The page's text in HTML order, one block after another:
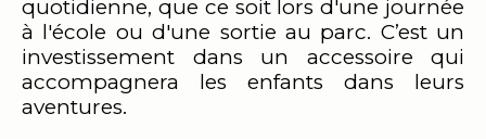
quotidienne, que ce soit lors d'une journée
à l'école ou d'une sortie au parc. C’est un
investissement dans un accessoire qui
accompagnera les enfants dans leurs
aventures.